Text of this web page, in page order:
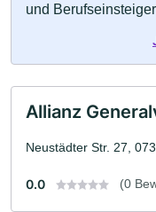
und
Allianz
Neustädter Str. 27,
0.0 (0